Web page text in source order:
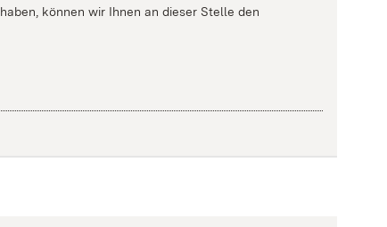
können wir Ihnen an dieser Stelle den